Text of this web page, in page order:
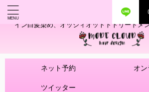
艶ツヤヘアカラー！髪質改善トリートメントや
イン白髪染め、オッジィオットトトリートメ
ネット予約 オ
ツイッター